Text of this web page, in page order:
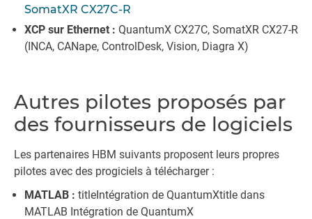
SomatXR CX27C-R
XCP sur Ethernet : QuantumX CX27C, SomatXR CX27-R
(INCA, CANape, ControlDesk, Vision, Diagra X)
Autres pilotes proposés par
des fournisseurs de logiciels
Les partenaires HBM suivants proposent leurs propres
pilotes avec des progiciels à télécharger :
MATLAB : titleIntégration de QuantumXtitle dans
MATLAB Intégration de QuantumX